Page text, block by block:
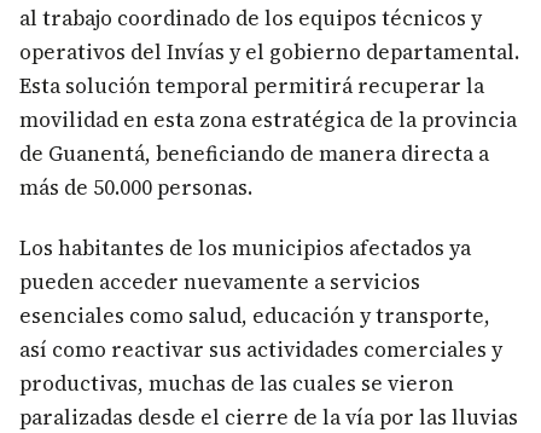
al trabajo coordinado de los equipos técnicos y
operativos del Invías y el gobierno departamental.
Esta solución temporal permitirá recuperar la
movilidad en esta zona estratégica de la provincia
de Guanentá, beneficiando de manera directa a
más de 50.000 personas.
Los habitantes de los municipios afectados ya
pueden acceder nuevamente a servicios
esenciales como salud, educación y transporte,
así como reactivar sus actividades comerciales y
productivas, muchas de las cuales se vieron
paralizadas desde el cierre de la vía por las lluvias